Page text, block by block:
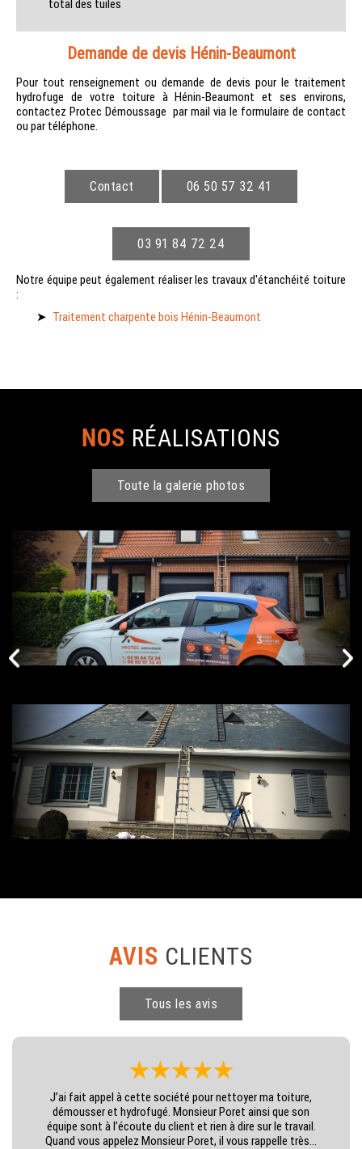
total des tuiles
Demande de devis Hénin-Beaumont
Pour tout renseignement ou demande de devis pour le traitement
hydrofuge de votre toiture à Hénin-Beaumont et ses environs,
contactez Protec Démoussage par mail via le formulaire de contact
ou par téléphone.
Contact 06 50 57 32 41
03 91 84 72 24
Notre équipe peut également réaliser les travaux d'étanchéité toiture
:
Traitement charpente bois Hénin-Beaumont
NOS RÉALISATIONS
Toute la galerie photos
AVIS CLIENTS
Tous les avis
J’ai fait appel à cette société pour nettoyer ma toiture,
démousser et hydrofugé. Monsieur Poret ainsi que son
équipe sont à l’écoute du client et rien à dire sur le travail.
Quand vous appelez Monsieur Poret, il vous rappelle très...